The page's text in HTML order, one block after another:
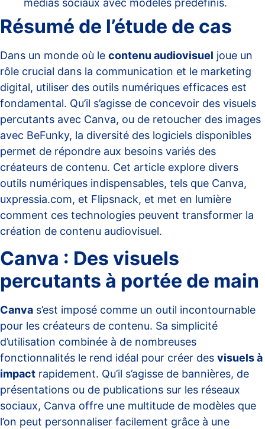
Résumé de l’étude de cas
Dans un monde où le contenu audiovisuel joue un
rôle crucial dans la communication et le marketing
digital, utiliser des outils numériques efficaces est
fondamental. Qu’il s’agisse de concevoir des visuels
percutants avec Canva, ou de retoucher des images
avec BeFunky, la diversité des logiciels disponibles
permet de répondre aux besoins variés des
créateurs de contenu. Cet article explore divers
outils numériques indispensables, tels que Canva,
uxpressia.com, et Flipsnack, et met en lumière
comment ces technologies peuvent transformer la
création de contenu audiovisuel.
Canva : Des visuels
percutants à portée de main
Canva s’est imposé comme un outil incontournable
pour les créateurs de contenu. Sa simplicité
d’utilisation combinée à de nombreuses
fonctionnalités le rend idéal pour créer des visuels à
impact rapidement. Qu’il s’agisse de bannières, de
présentations ou de publications sur les réseaux
sociaux, Canva offre une multitude de modèles que
l’on peut personnaliser facilement grâce à une